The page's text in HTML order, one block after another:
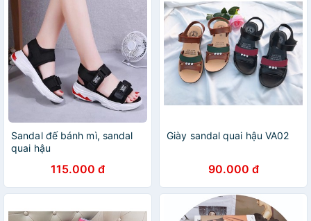
Sandal đế bánh mì, sandal
quai hậu
115.000 đ
Giày sandal quai hậu VA02
90.000 đ